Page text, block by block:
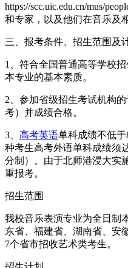
https://scc.uic.edu.cn/mus/
和专家，以及他们在音乐及
三、报考条件、招生范围及
1、符合全国普通高等学校
本专业的基本素质。
2、参加省级招生考试机构
考）并成绩合格。
3、 高考英语单科成绩不低
种考生高考外语单科成绩须
分制）。由于北师港浸大实
重报考。
招生范围
我校音乐表演专业为全日制
东省、福建省、湖南省、安
7个省市招收艺术类考生。